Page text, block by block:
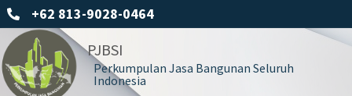
+62 813-9028-0464
PJBSI
Perkumpulan Jasa Bangunan Seluruh
Indonesia